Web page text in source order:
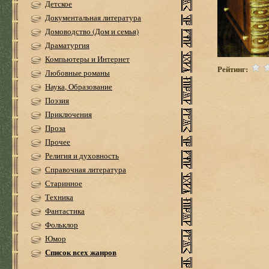
Детское
Документальная литература
Домоводство (Дом и семья)
Драматургия
Компьютеры и Интернет
Любовные романы
Наука, Образование
Поэзия
Приключения
Проза
Прочее
Религия и духовность
Справочная литература
Старинное
Техника
Фантастика
Фольклор
Юмор
Список всех жанров
Рейтинг: